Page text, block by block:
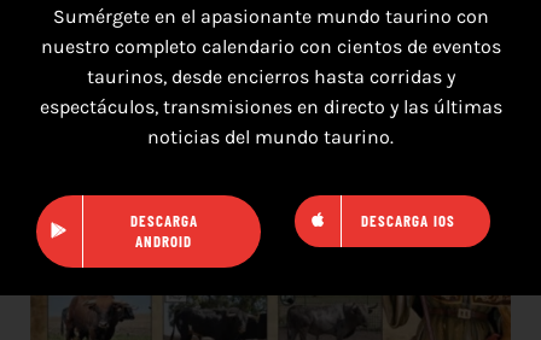
Sumérgete en el apasionante mundo taurino con
nuestro completo calendario con cientos de eventos
taurinos, desde encierros hasta corridas y
espectáculos, transmisiones en directo y las últimas
noticias del mundo taurino.
DESCARGA
ANDROID
DESCARGA IOS